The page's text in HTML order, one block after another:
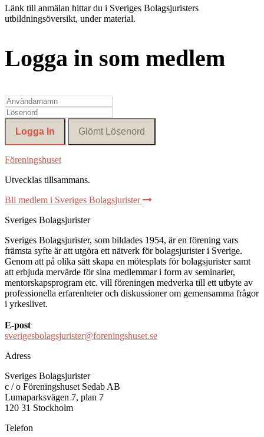
Länk till anmälan hittar du i Sveriges Bolagsjuristers
utbildningsöversikt, under material.
Logga in som medlem
Föreningshuset
Utvecklas tillsammans.
Bli medlem i Sveriges Bolagsjurister
Sveriges Bolagsjurister
Sveriges Bolagsjurister, som bildades 1954, är en förening vars
främsta syfte är att utgöra ett nätverk för bolagsjurister i Sverige.
Genom att på olika sätt skapa en mötesplats för bolagsjurister samt
att erbjuda mervärde för sina medlemmar i form av seminarier,
mentorskapsprogram etc. vill föreningen medverka till ett utbyte av
professionella erfarenheter och diskussioner om gemensamma frågor
i yrkeslivet.
E-post
sverigesbolagsjurister@foreningshuset.se
Adress
Sveriges Bolagsjurister
c / o Föreningshuset Sedab AB
Lumaparksvägen 7, plan 7
120 31 Stockholm
Telefon